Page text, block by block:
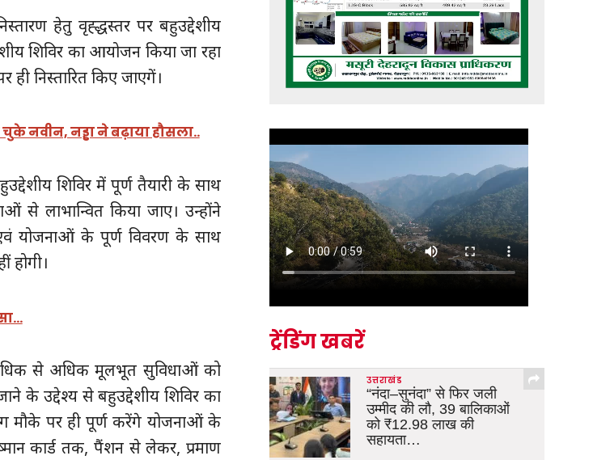
हेतु वृह्द्धस्तर पर बहुउद्देशीय
शिविर का आयोजन किया जा रहा
ही निस्तारित किए जाएगें।
नवीन, नड्डा ने बढ़ाया हौसला..
शिविर में पूर्ण तैयारी के साथ
से लाभान्वित किया जाए। उन्होंने
योजनाओं के पूर्ण विवरण के साथ
होगी।
अधिक से अधिक मूलभूत सुविधाओं को
के उद्देश्य से बहुउद्देशीय शिविर का
मौके पर ही पूर्ण करेंगे योजनाओं के
कार्ड तक, पैंशन से लेकर, प्रमाण
ट्रेंडिंग खबरें
उत्तराखंड
“नंदा–सुनंदा” से फिर जली
उम्मीद की लौ, 39 बालिकाओं
को ₹12.98 लाख की
सहायता…